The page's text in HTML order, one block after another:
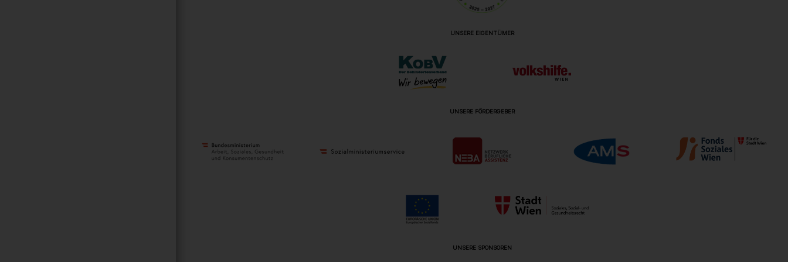
UNSERE EIGENTÜMER
UNSERE FÖRDERGEBER
UNSERE SPONSOREN